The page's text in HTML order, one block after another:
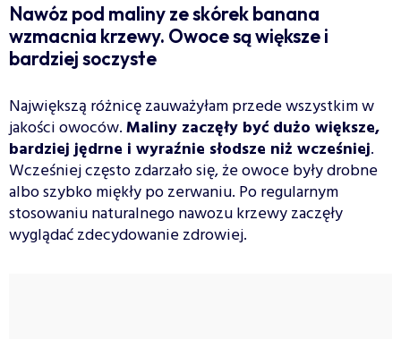
Nawóz pod maliny ze skórek banana
wzmacnia krzewy. Owoce są większe i
bardziej soczyste
Największą różnicę zauważyłam przede wszystkim w
jakości owoców.Maliny zaczęły być dużo większe,
bardziej jędrne i wyraźnie słodsze niż wcześniej.
Wcześniej często zdarzało się, że owoce były drobne
albo szybko miękły po zerwaniu. Po regularnym
stosowaniu naturalnego nawozu krzewy zaczęły
wyglądać zdecydowanie zdrowiej.